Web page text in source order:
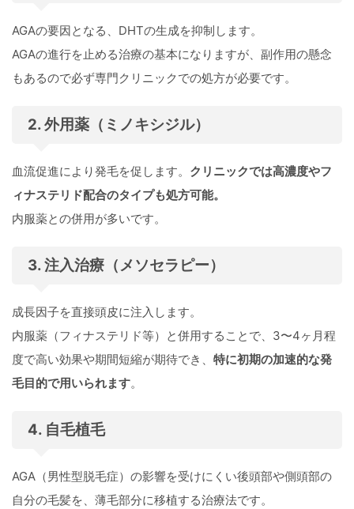
AGAの要因となる、DHTの生成を抑制します。
AGAの進行を止める治療の基本になりますが、副作用の懸念
もあるので必ず専門クリニックでの処方が必要です。
2. 外用薬（ミノキシジル）
血流促進により発毛を促します。 クリニックでは高濃度やフ
ィナステリド配合のタイプも処方可能。
内服薬との併用が多いです。
3. 注入治療（メソセラピー）
成長因子を直接頭皮に注入します。
内服薬（フィナステリド等）と併用することで、3〜4ヶ月程
度で高い効果や期間短縮が期待でき、 特に初期の加速的な発
毛目的で用いられます。
4. 自毛植毛
AGA（男性型脱毛症）の影響を受けにくい後頭部や側頭部の
自分の毛髪を、薄毛部分に移植する治療法です。